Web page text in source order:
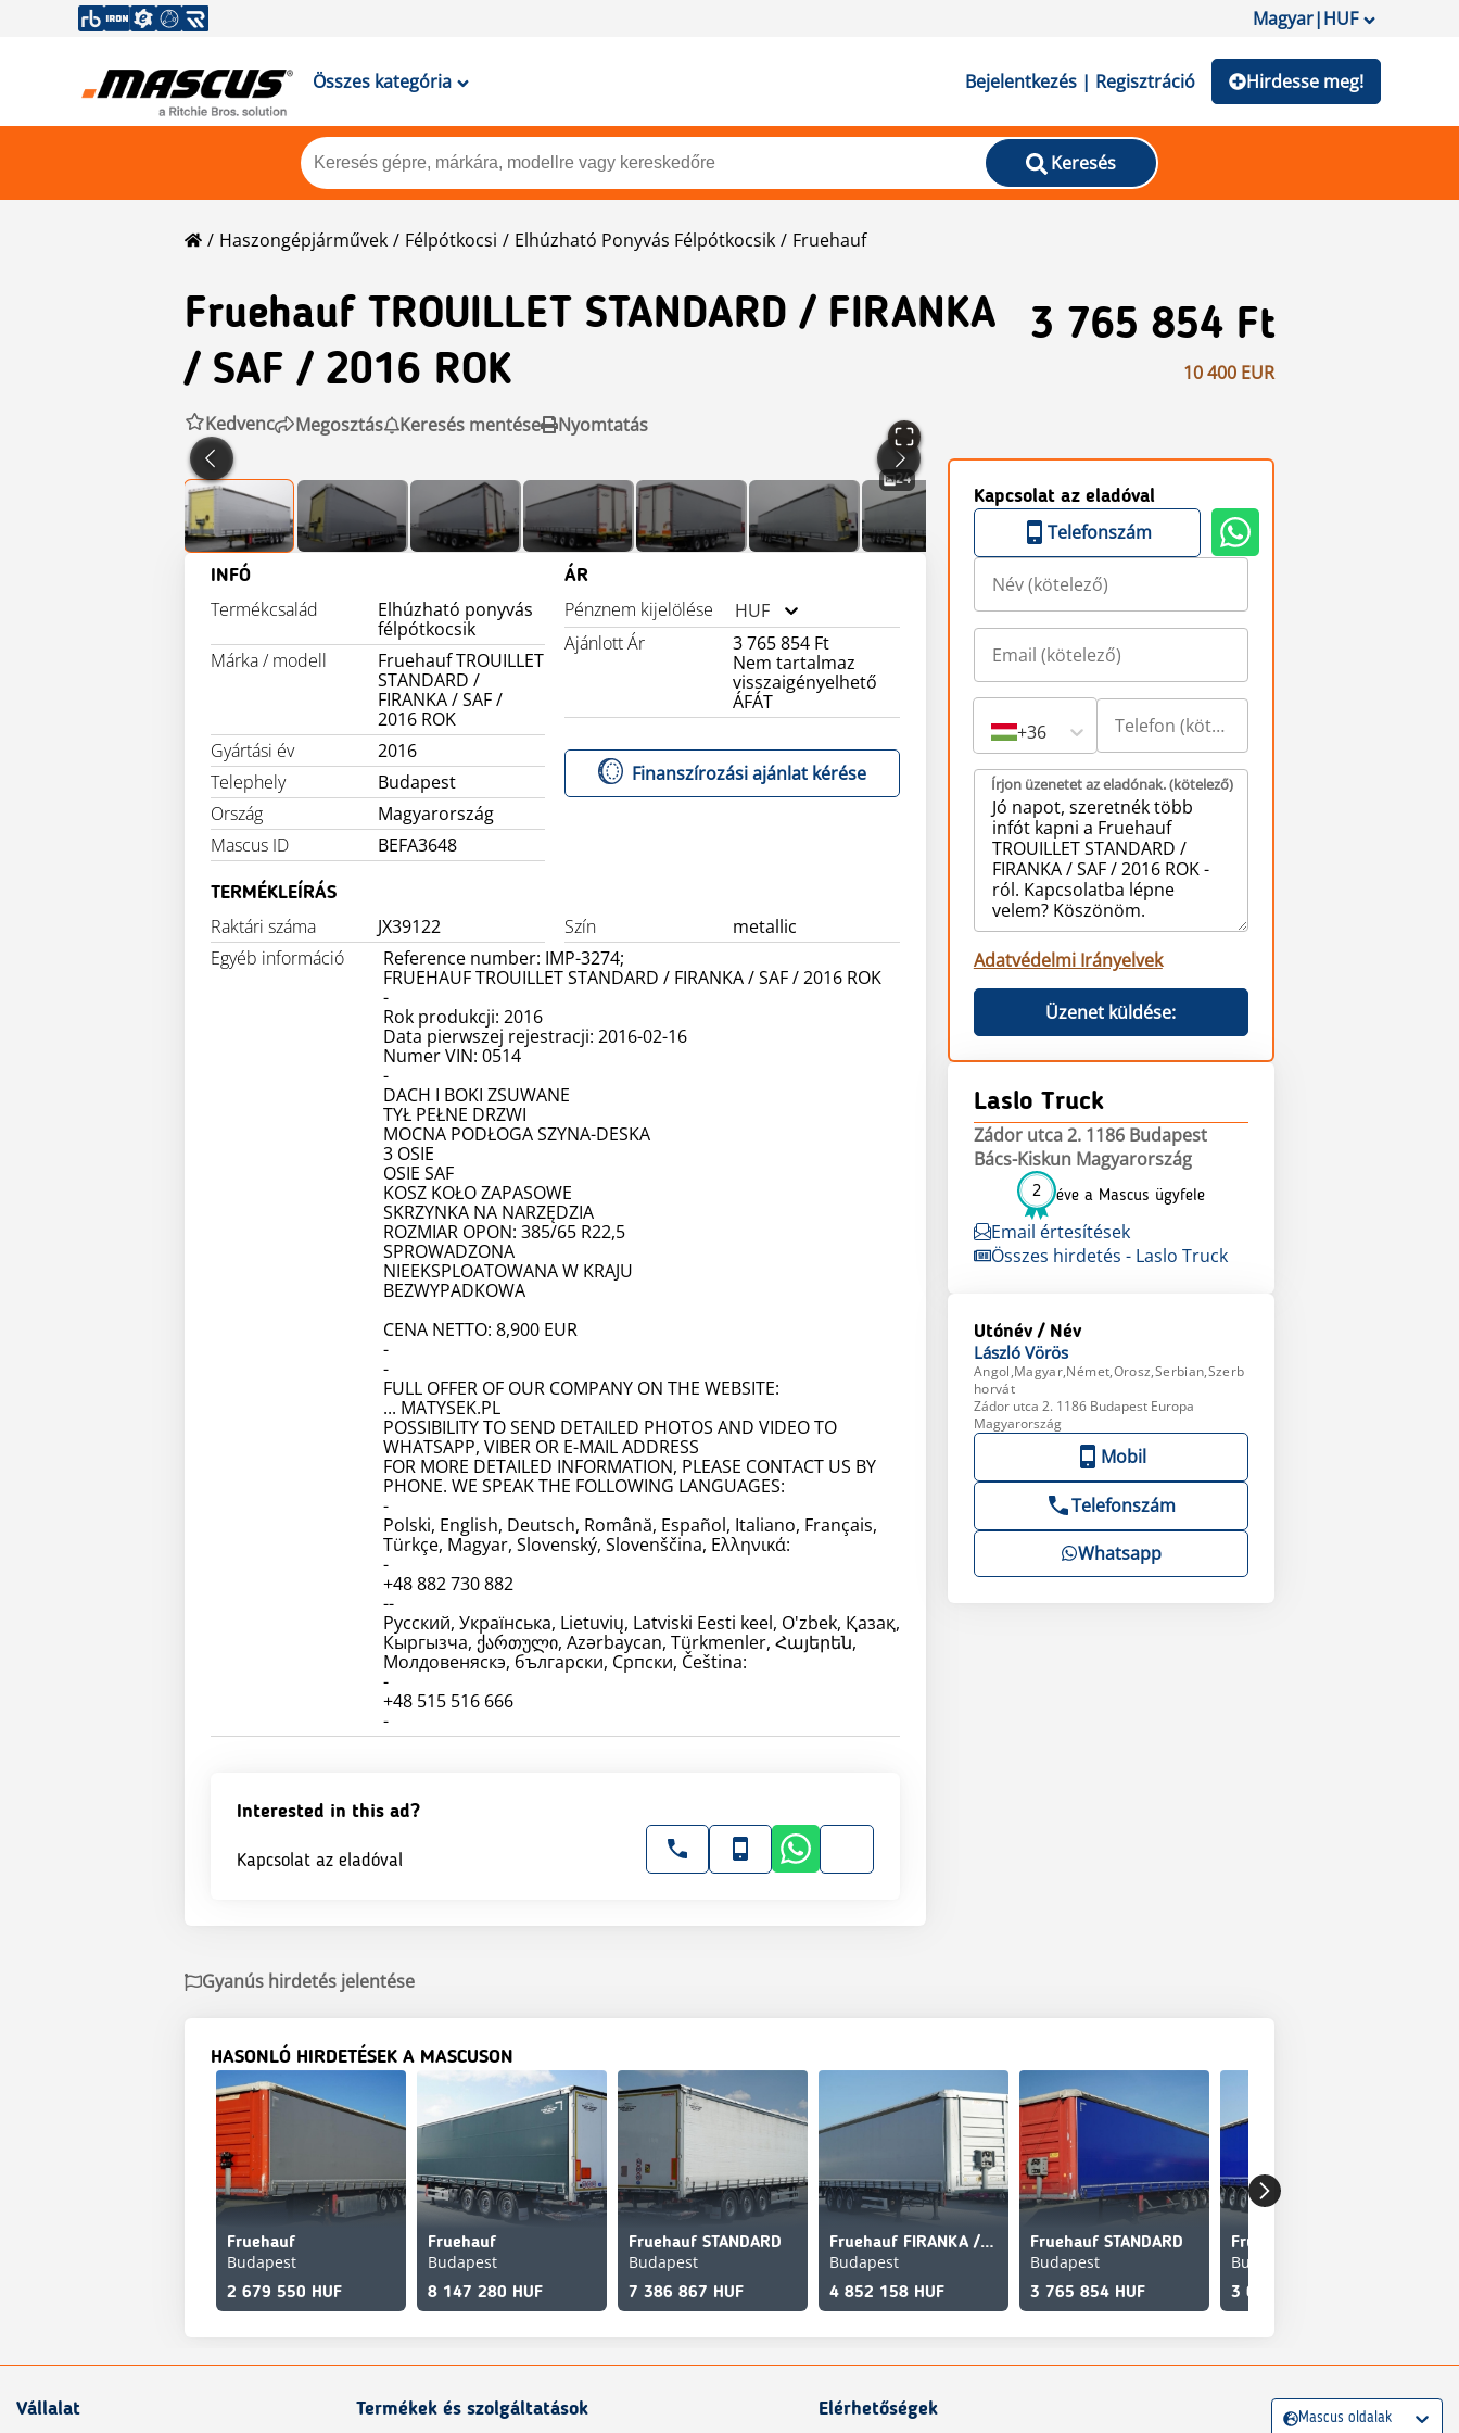
Magyar|HUF
Összes kategória Bejelentkezés | Regisztráció Hirdesse meg!
Keresés
Haszongépjárművek Félpótkocsi Elhúzható Ponyvás Félpótkocsik Fruehauf
Fruehauf TROUILLET STANDARD / FIRANKA
/ SAF / 2016 ROK
3 765 854 Ft
10 400 EUR
Kedvenc Megosztás Keresés mentése Nyomtatás
24
INFÓ
Termékcsalád
Elhúzható ponyvás
félpótkocsik
Márka / modell
Fruehauf TROUILLET
STANDARD /
FIRANKA / SAF /
2016 ROK
Gyártási év
2016
Telephely
Budapest
Ország
Magyarország
Mascus ID
BEFA3648
ÁR
Pénznem kijelölése
HUF
Ajánlott Ár
3 765 854 Ft
Nem tartalmaz
visszaigényelhető
ÁFÁT
Finanszírozási ajánlat kérése
TERMÉKLEÍRÁS
Raktári száma JX39122 Szín
metallic
Egyéb információ
Reference number: IMP-3274;
FRUEHAUF TROUILLET STANDARD / FIRANKA / SAF / 2016 ROK
-
Rok produkcji: 2016
Data pierwszej rejestracji: 2016-02-16
Numer VIN: 0514
-
DACH I BOKI ZSUWANE
TYŁ PEŁNE DRZWI
MOCNA PODŁOGA SZYNA-DESKA
3 OSIE
OSIE SAF
KOSZ KOŁO ZAPASOWE
SKRZYNKA NA NARZĘDZIA
ROZMIAR OPON: 385/65 R22,5
SPROWADZONA
NIEEKSPLOATOWANA W KRAJU
BEZWYPADKOWA
CENA NETTO: 8,900 EUR
-
-
FULL OFFER OF OUR COMPANY ON THE WEBSITE:
... MATYSEK.PL
POSSIBILITY TO SEND DETAILED PHOTOS AND VIDEO TO
WHATSAPP, VIBER OR E-MAIL ADDRESS
FOR MORE DETAILED INFORMATION, PLEASE CONTACT US BY
PHONE. WE SPEAK THE FOLLOWING LANGUAGES:
-
Polski, English, Deutsch, Română, Español, Italiano, Français,
Türkçe, Magyar, Slovenský, Slovenščina, Ελληνικά:
-
+48 882 730 882
--
Русский, Українська, Lietuvių, Latviski Eesti keel, O'zbek, Қазақ,
Кыргызча, ქართული, Azərbaycan, Türkmenler, Հայերեն,
Молдовеняскэ, български, Српски, Čeština:
-
+48 515 516 666
-
Interested in this ad?
Kapcsolat az eladóval
Kapcsolat az eladóval
Telefonszám
+36
Írjon üzenetet az eladónak. (kötelező)
Adatvédelmi Irányelvek
Üzenet küldése:
Laslo Truck
Zádor utca 2. 1186 Budapest
Bács-Kiskun Magyarország
2 éve a Mascus ügyfele
Email értesítések
Összes hirdetés - Laslo Truck
Utónév / Név
László Vörös
Angol,Magyar,Német,Orosz,Serbian,Szerb
horvát
Zádor utca 2. 1186 Budapest Europa
Magyarország
Mobil
Telefonszám
Whatsapp
Gyanús hirdetés jelentése
HASONLÓ HIRDETÉSEK A MASCUSON
Fruehauf
Budapest
2 679 550 HUF
Fruehauf
Budapest
8 147 280 HUF
Fruehauf STANDARD
Budapest
7 386 867 HUF
Fruehauf FIRANKA / STANDARD / OŚ PODNOSZONA / MOCNA PODŁOG
Budapest
4 852 158 HUF
Fruehauf STANDARD
Budapest
3 765 854 HUF
Fruehauf
Budapest
3 041 651 HUF
Vállalat Termékek és szolgáltatások Elérhetőségek Mascus oldalak